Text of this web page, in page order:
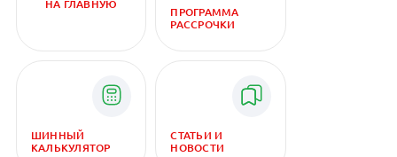
НА ГЛАВНУЮ
ПРОГРАММА
РАССРОЧКИ
ШИННЫЙ
КАЛЬКУЛЯТОР
СТАТЬИ И
НОВОСТИ